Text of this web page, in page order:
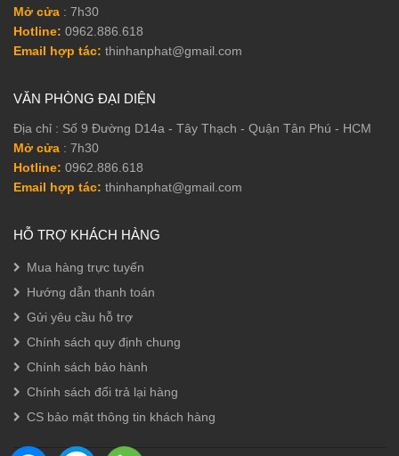
Mở cửa : 7h30
Hotline: 0962.886.618
Email hợp tác: thinhanphat@gmail.com
VĂN PHÒNG ĐẠI DIỆN
Địa chỉ : Số 9 Đường D14a - Tây Thạch - Quận Tân Phú - HCM
Mở cửa : 7h30
Hotline: 0962.886.618
Email hợp tác: thinhanphat@gmail.com
HỖ TRỢ KHÁCH HÀNG
Mua hàng trực tuyến
Hướng dẫn thanh toán
Gửi yêu cầu hỗ trợ
Chính sách quy định chung
Chính sách bảo hành
Chính sách đổi trả lại hàng
CS bảo mật thông tin khách hàng